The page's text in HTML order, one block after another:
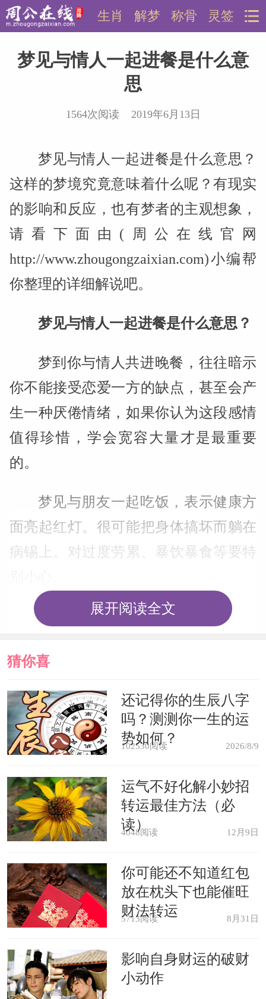
灵签
称骨
解梦
生肖
梦见与情人一起进餐是什么意
思
1564次阅读 2019年6月13日
梦见与情人一起进餐是什么意思？
这样的梦境究竟意味着什么呢？有现实
的影响和反应，也有梦者的主观想象，
请看下面由(周公在线官网
http://www.zhougongzaixian.com)小编帮
你整理的详细解说吧。
梦见与情人一起进餐是什么意思？
梦到你与情人共进晚餐，往往暗示
你不能接受恋爱一方的缺点，甚至会产
生一种厌倦情绪，如果你认为这段感情
值得珍惜，学会宽容大量才是最重要
的。
梦见与朋友一起吃饭，表示健康方
面亮起红灯。很可能把身体搞坏而躺在
病锡上。对过度劳累、暴饮暴食等要特
梦见老朋友，表示你将会收到一封
件令你感到非常愉快的事情。
梦见与家人吃饭，表示你最近的收
入会接二连三的锦囊日饱，但要注意不
可以因为冲动而乱买东西，浪费了你的
辛苦钱。
梦见朋友亲人死亡，表示你可能有
悲哀的事情降临，也有可能自己或亲友
即将会生病。
梦见朋友被杀，这是暗示你之前可
渐关系疏远了，这个梦是告诉你，现在
正是你们解开心结的大好时机，也许他
展开阅读全文
猜你喜
欢
还记得你的生辰八字
吗？测测你一生的运
势如何？
102530阅读 2026/8/9
运气不好化解小妙招
转运最佳方法（必
读）
4048阅读 12月9日
你可能还不知道红包
放在枕头下也能催旺
财法转运
5713阅读 8月31日
影响自身财运的破财
小动作